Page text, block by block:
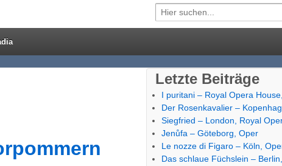
Letzte Beiträge
I puritani – Royal Opera
Der Rosenkavalier –
Siegfried – London, Royal
Jenůfa – Göteborg, Oper
Le nozze di Figaro – Köln,
Das schlaue Füchslein –